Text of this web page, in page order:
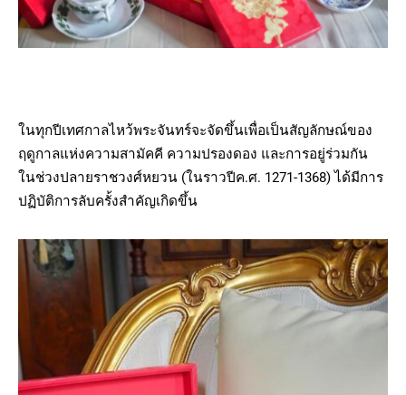
ในทุกปีเทศกาลไหว้พระจันทร์จะจัดขึ้นเพื่อเป็นสัญลักษณ์ของ
ฤดูกาลแห่งความสามัคคี ความปรองดอง และการอยู่ร่วมกัน
ในช่วงปลายราชวงศ์หยวน (ในราวปีค.ศ. 1271-1368) ได้มีการ
ปฏิบัติการลับครั้งสำคัญเกิดขึ้น